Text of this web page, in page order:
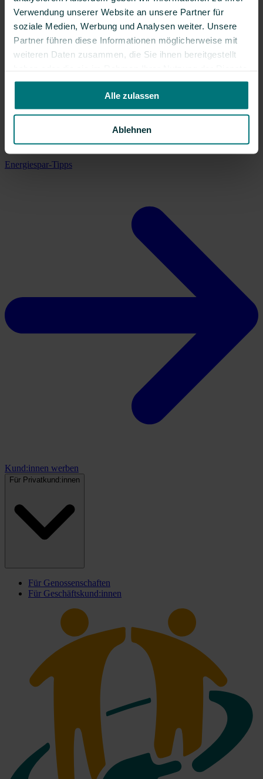
Verwendung unserer Website an unsere Partner für
soziale Medien, Werbung und Analysen weiter. Unsere
Partner führen diese Informationen möglicherweise mit
weiteren Daten zusammen, die Sie ihnen bereitgestellt
gesammelt haben.
Alle zulassen
Ablehnen
Energiespar-Tipps
Kund:innen werben
Für Privatkund:innen
Für Genossenschaften
Für Geschäftskund:innen